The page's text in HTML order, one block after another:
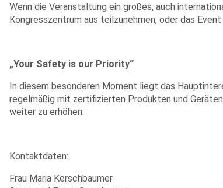
Wenn die Veranstaltung ein großes, auch
Kongresszentrum aus teilzunehmen, oder das
„Your Safety is our Priority“
In diesem besonderen Moment liegt das
regelmäßig mit zertifizierten Produkten und
weiter zu erhöhen.
Kontaktdaten:
Frau Maria Kerschbaumer